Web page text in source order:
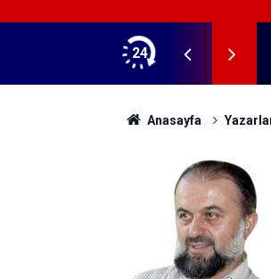
24
satın aldı! 313 beygir motoru var
Anasayfa